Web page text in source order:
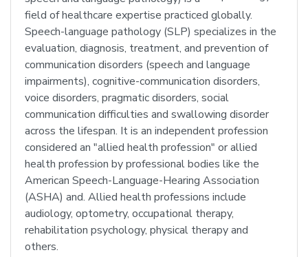
field of healthcare expertise practiced globally.
Speech-language pathology (SLP) specializes in the
evaluation, diagnosis, treatment, and prevention of
communication disorders (speech and language
impairments), cognitive-communication disorders,
voice disorders, pragmatic disorders, social
communication difficulties and swallowing disorder
across the lifespan. It is an independent profession
considered an "allied health profession" or allied
health profession by professional bodies like the
American Speech-Language-Hearing Association
(ASHA) and. Allied health professions include
audiology, optometry, occupational therapy,
rehabilitation psychology, physical therapy and
others.